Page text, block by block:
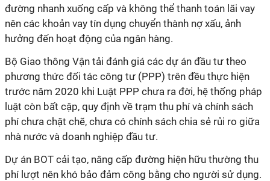
đường nhanh xuống cấp và không thể thanh toán lãi vay
nên các khoản vay tín dụng chuyển thành nợ xấu, ảnh
hưởng đến hoạt động của ngân hàng.
Bộ Giao thông Vận tải đánh giá các dự án đầu tư theo
phương thức đối tác công tư (PPP) trên đều thực hiện
trước năm 2020 khi Luật PPP chưa ra đời, hệ thống pháp
luật còn bất cập, quy định về trạm thu phí và chính sách
phí chưa chặt chẽ, chưa có chính sách chia sẻ rủi ro giữa
nhà nước và doanh nghiệp đầu tư.
Dự án BOT cải tạo, nâng cấp đường hiện hữu thường thu
phí lượt nên khó bảo đảm công bằng cho người sử dụng.